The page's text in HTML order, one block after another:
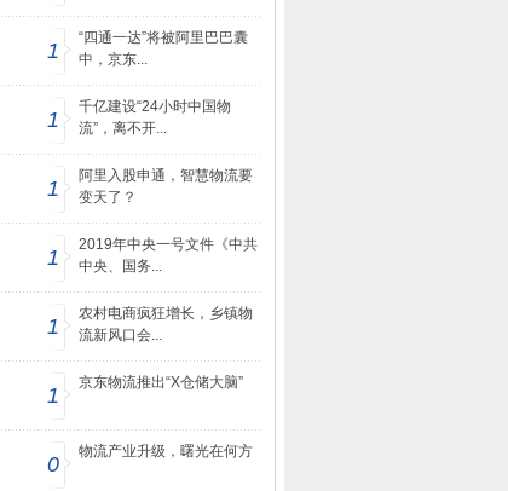
1
“四通一达”将被阿里巴巴囊
中，京东...
1
千亿建设“24小时中国物
流”，离不开...
1
阿里入股申通，智慧物流要
变天了？
1
2019年中央一号文件《中共
中央、国务...
1
农村电商疯狂增长，乡镇物
流新风口会...
1
京东物流推出“X仓储大脑”
0
物流产业升级，曙光在何方